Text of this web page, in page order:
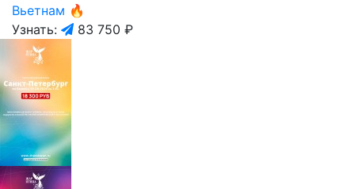
Вьетнам 🔥
Узнать:
83 750 ₽